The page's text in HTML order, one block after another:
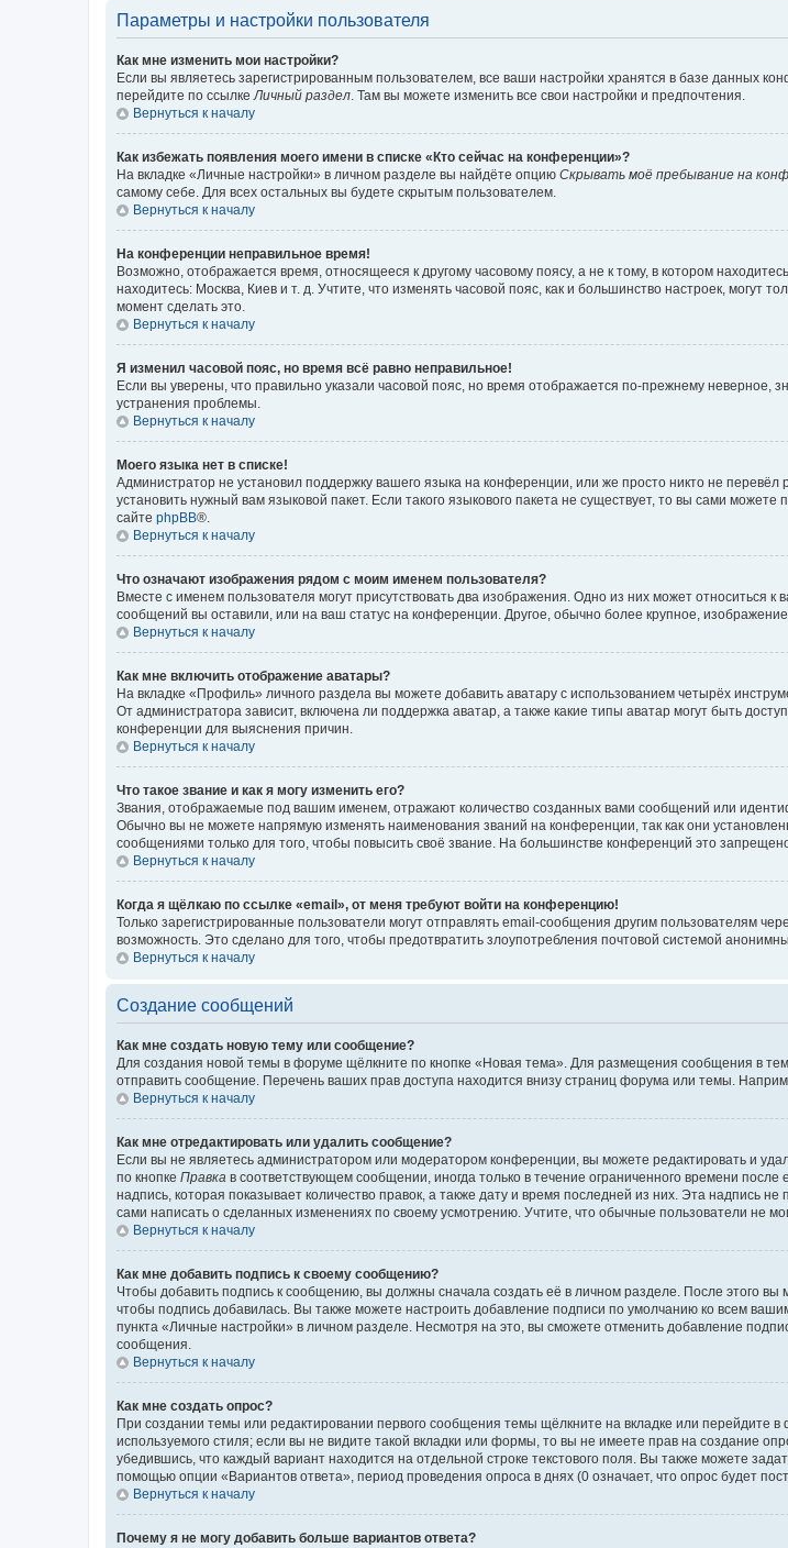
Параметры и настройки пользователя
Как мне изменить мои настройки?
Если вы являетесь зарегистрированным пользователем, все ваши настройки хранятся в базе данных
перейдите по ссылкеЛичный раздел. Там вы можете изменить все свои настройки и предпочтения.
Вернуться к началу
Как избежать появления моего имени в списке «Кто сейчас на конференции»?
На вкладке «Личные настройки» в личном разделе вы найдёте опцию Скрывать моё пребывание на
самому себе. Для всех остальных вы будете скрытым пользователем.
Вернуться к началу
На конференции неправильное время!
Возможно, отображается время, относящееся к другому часовому поясу, а не к тому, в котором
находитесь: Москва, Киев и т. д. Учтите, что изменять часовой пояс, как и большинство настроек, могут
момент сделать это.
Вернуться к началу
Я изменил часовой пояс, но время всё равно неправильное!
Если вы уверены, что правильно указали часовой пояс, но время отображается по-прежнему неверное,
устранения проблемы.
Вернуться к началу
Моего языка нет в списке!
Администратор не установил поддержку вашего языка на конференции, или же просто никто не
установить нужный вам языковой пакет. Если такого языкового пакета не существует, то вы сами
сайте phpBB®.
Вернуться к началу
Что означают изображения рядом с моим именем пользователя?
Вместе с именем пользователя могут присутствовать два изображения. Одно из них может относиться
сообщений вы оставили, или на ваш статус на конференции. Другое, обычно более крупное,
Вернуться к началу
Как мне включить отображение аватары?
На вкладке «Профиль» личного раздела вы можете добавить аватару с использованием четырёх
От администратора зависит, включена ли поддержка аватар, а также какие типы аватар могут быть
конференции для выяснения причин.
Вернуться к началу
Что такое звание и как я могу изменить его?
Звания, отображаемые под вашим именем, отражают количество созданных вами сообщений или
Обычно вы не можете напрямую изменять наименования званий на конференции, так как они
сообщениями только для того, чтобы повысить своё звание. На большинстве конференций это
Вернуться к началу
Когда я щёлкаю по ссылке «email», от меня требуют войти на конференцию!
Только зарегистрированные пользователи могут отправлять email-сообщения другим пользователям
возможность. Это сделано для того, чтобы предотвратить злоупотребления почтовой системой
Вернуться к началу
Создание сообщений
Как мне создать новую тему или сообщение?
Для создания новой темы в форуме щёлкните по кнопке «Новая тема». Для размещения сообщения в
отправить сообщение. Перечень ваших прав доступа находится внизу страниц форума или темы.
Вернуться к началу
Как мне отредактировать или удалить сообщение?
Если вы не являетесь администратором или модератором конференции, вы можете редактировать и
по кнопке Правка в соответствующем сообщении, иногда только в течение ограниченного времени
надпись, которая показывает количество правок, а также дату и время последней из них. Эта надпись
сами написать о сделанных изменениях по своему усмотрению. Учтите, что обычные пользователи не
Вернуться к началу
Как мне добавить подпись к своему сообщению?
Чтобы добавить подпись к сообщению, вы должны сначала создать её в личном разделе. После этого вы
чтобы подпись добавилась. Вы также можете настроить добавление подписи по умолчанию ко всем
пункта «Личные настройки» в личном разделе. Несмотря на это, вы сможете отменить добавление
сообщения.
Вернуться к началу
Как мне создать опрос?
При создании темы или редактировании первого сообщения темы щёлкните на вкладке или перейдите в
используемого стиля; если вы не видите такой вкладки или формы, то вы не имеете прав на создание
убедившись, что каждый вариант находится на отдельной строке текстового поля. Вы также можете
помощью опции «Вариантов ответа», период проведения опроса в днях (0 означает, что опрос будет
Вернуться к началу
Почему я не могу добавить больше вариантов ответа?